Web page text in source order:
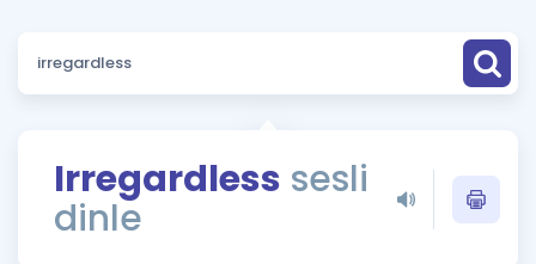
Puan Hesaplama
ÖSYM Sınav Takvimi
Kampanyalar
Irregardless sesli
dinle